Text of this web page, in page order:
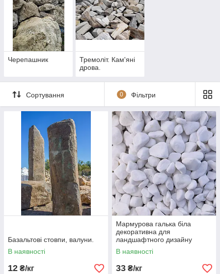
Черепашник
Тремоліт. Кам'яні
дрова.
Сортування 0 Фільтри
Базальтові стовпи, валуни.
В наявності
12 ₴/кг
Мармурова галька біла
декоративна для
ландшафтного дизайну
Грецька фракція 10 - 30 мм
В наявності
33 ₴/кг